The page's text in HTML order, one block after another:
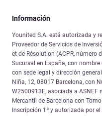
Información
Younited S.A. está autorizada y
Proveedor de Servicios de
et de Résolution (ACPR, número
Sucursal en España, con
con sede legal y dirección
Niña, 12, 08017 Barcelona, con
W2500913E, asociada a ASNEF
Mercantil de Barcelona con
Inscripción 1ª y autorizada por